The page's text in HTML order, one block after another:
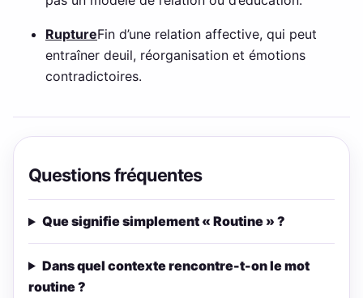
RuptureFin d’une relation affective, qui peut
entraîner deuil, réorganisation et émotions
contradictoires.
Questions fréquentes
Que signifie simplement « Routine » ?
Dans quel contexte rencontre-t-on le mot
routine ?